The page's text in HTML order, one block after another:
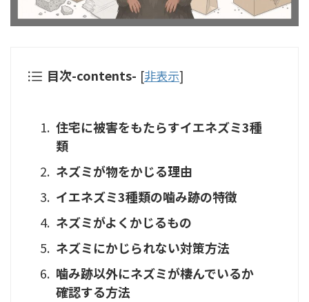
目次-contents- [非表示]
住宅に被害をもたらすイエネズミ3種
類
ネズミが物をかじる理由
イエネズミ3種類の噛み跡の特徴
ネズミがよくかじるもの
ネズミにかじられない対策方法
噛み跡以外にネズミが棲んでいるか
確認する方法